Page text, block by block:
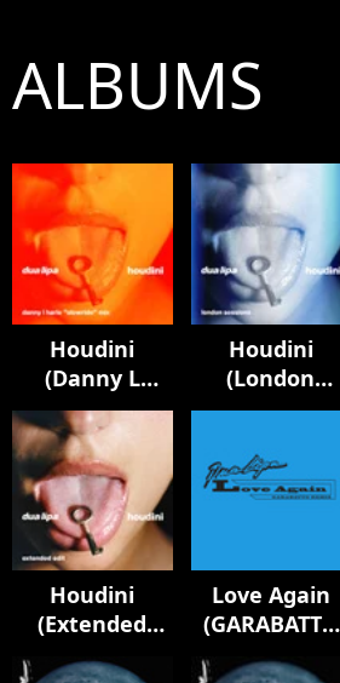
ALBUMS
Houdini
(Danny L
Harle Slowride
Mix)
Houdini
(London
Sessions)
Houdini
(Extended
Love Again
(GARABATTO
Remix)